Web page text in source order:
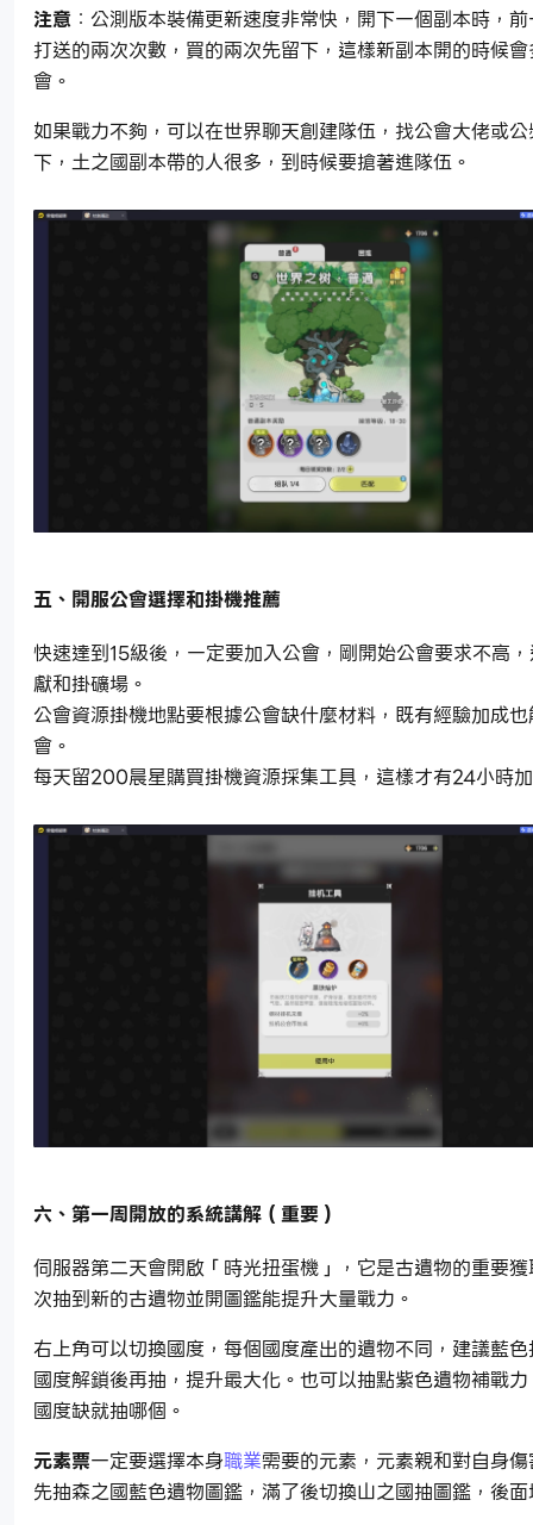
注意 ：公測版本裝備更新速度非常快，開下一個副本時，
打送的兩次次數，買的兩次先留下，這樣新副本開的時候
會。
如果戰力不夠，可以在世界聊天創建隊伍，找公會大佬或
下，土之國副本帶的人很多，到時候要搶著進隊伍。
五、開服公會選擇和掛機推薦
快速達到15級後，一定要加入公會，剛開始公會要求不高
獻和掛礦場。
公會資源掛機地點要根據公會缺什麼材料，既有經驗加成
會。
每天留200晨星購買掛機資源採集工具，這樣才有24小時
六、第一周開放的系統講解（重要）
伺服器第二天會開啟「時光扭蛋機」，它是古遺物的重要
次抽到新的古遺物並開圖鑑能提升大量戰力。
右上角可以切換國度，每個國度產出的遺物不同，建議藍
國度解鎖後再抽，提升最大化。也可以抽點紫色遺物補戰
國度缺就抽哪個。
元素票一定要選擇本身職業需要的元素，元素親和對自身
先抽森之國藍色遺物圖鑑，滿了後切換山之國抽圖鑑，後